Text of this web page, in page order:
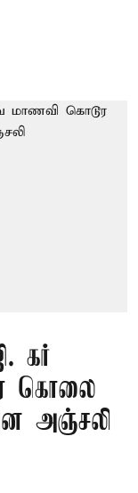
கர்
கொலை
அஞ்சலி